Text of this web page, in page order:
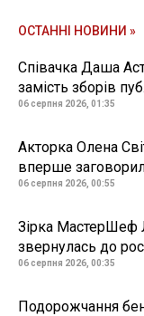
ОСТАННІ НОВИНИ »
Співачка Даша
замість зборів
06 серпня 2026, 01:35
Акторка Олена
вперше
06 серпня 2026, 00:55
Зірка МастерШеф
звернулась до
06 серпня 2026, 00:35
Подорожчання